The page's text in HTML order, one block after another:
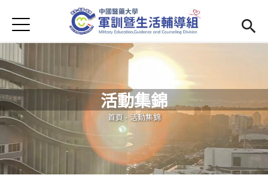
首頁
學務處首頁(link is external)
Open submenu (單位簡介)
單位簡介
最新消息
Open submenu (生活輔導)
生活輔導
Open submenu (校園安全)
校園安全
Jump to Navigation
Jump to Main content
活動集錦
您在這裡
首頁- 活動集錦